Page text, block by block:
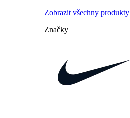
Zobrazit všechny produkty
Značky